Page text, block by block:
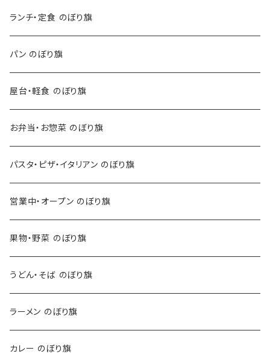
ランチ・定食 のぼり旗
パン のぼり旗
屋台・軽食 のぼり旗
お弁当・お惣菜 のぼり旗
パスタ・ピザ・イタリアン のぼり旗
営業中・オープン のぼり旗
果物・野菜 のぼり旗
うどん・そば のぼり旗
ラーメン のぼり旗
カレー のぼり旗